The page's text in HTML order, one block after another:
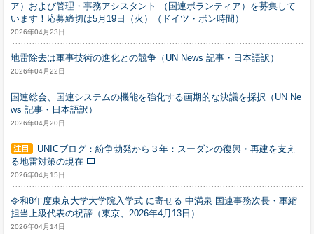
ア）および管理・事務アシスタント （国連ボランティア）を募集して
います！応募締切は5月19日（火）（ドイツ・ボン時間）
2026年04月23日
地雷除去は軍事技術の進化との競争（UN News 記事・日本語訳）
2026年04月22日
国連総会、国連システムの機能を強化する画期的な決議を採択（UN Ne
ws 記事・日本語訳）
2026年04月20日
UNICブログ：紛争勃発から３年：スーダンの復興・再建を支え
る地雷対策の現在
2026年04月15日
令和8年度東京大学大学院入学式 に寄せる 中満泉 国連事務次長・軍縮
担当上級代表の祝辞（東京、2026年4月13日）
2026年04月14日